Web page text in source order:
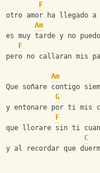
F
otro amor ha llegado
Am
es muy tarde y no
F
pero no callaran mis
Am
Que soñare contigo
G
y entonare por ti mis
F
que llorare sin ti
C
y al recordar que